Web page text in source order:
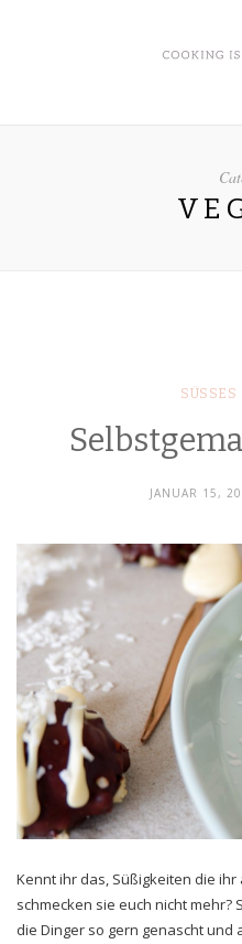
SÜSSES
JANUAR 15,
Kennt ihr das, Süßigkeiten die
schmecken sie euch nicht mehr?
die Dinger so gern genascht und